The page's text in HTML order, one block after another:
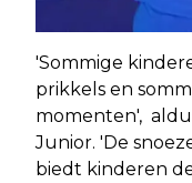
'Sommige
prikkels en
momenten',
Junior. 'De
biedt kinderen